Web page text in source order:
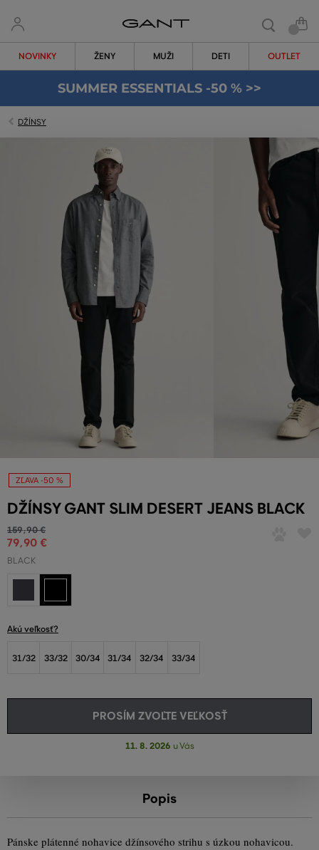
NOVINKY ŽENY MUŽI DETI OUTLET
SUMMER ESSENTIALS -50 % >>
DŽÍNSY
ZĽAVA -50 %
DŽÍNSY GANT SLIM DESERT JEANS BLACK
159,90 €
79,90 €
BLACK
Akú veľkosť?
31/32 33/32 30/34 31/34 32/34 33/34
PROSÍM ZVOĽTE VEĽKOSŤ
11. 8. 2026 u Vás
Popis
Pánske plátenné nohavice džínsového strihu s úzkou nohavicou.